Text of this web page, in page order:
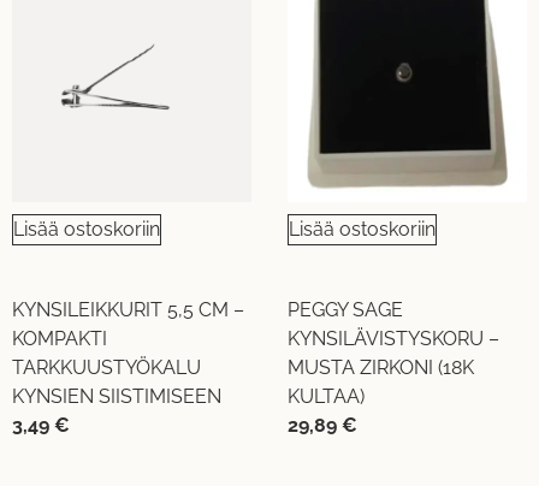
Lisää ostoskoriin
KYNSILEIKKURIT 5,5 CM –
KOMPAKTI
TARKKUUSTYÖKALU
KYNSIEN SIISTIMISEEN
3,49 €
Lisää ostoskoriin
PEGGY SAGE
KYNSILÄVISTYSKORU –
MUSTA ZIRKONI (18K
KULTAA)
29,89 €